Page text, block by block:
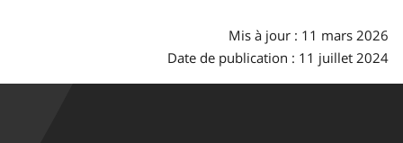
Mis à jour : 11 mars 2026
Date de publication : 11 juillet 2024